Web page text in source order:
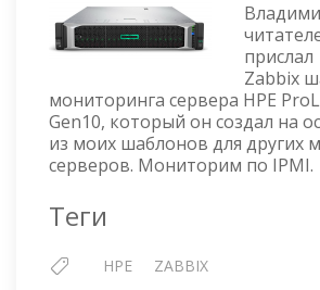
ДЛЯ
HPE
прислал
Zabbix
мониторинга сервера HPE
Gen10, который он создал на
из моих шаблонов для других
серверов. Мониторим по IPMI.
Теги
HPE ZABBIX